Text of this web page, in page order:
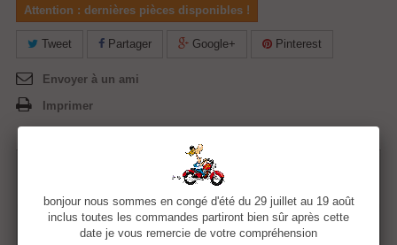
Attention : dernières pièces disponibles !
Tweet Partager Google+ Pinterest
Envoyer à un ami
Imprimer
bonjour nous sommes en congé d'été du 29 juillet au 19 août
inclus toutes les commandes partiront bien sûr après cette
date je vous remercie de votre compréhension